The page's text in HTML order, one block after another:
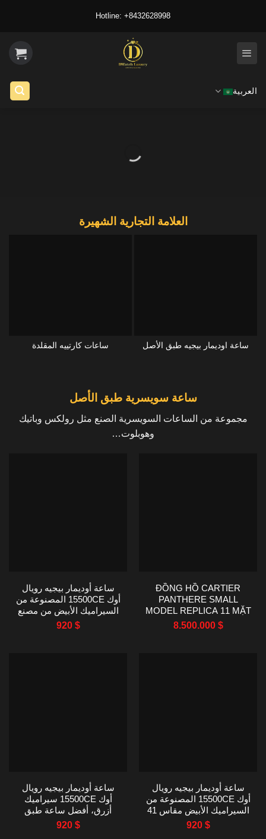
Hotline: +8432628998
العربية
العلامة التجارية الشهيرة
ساعة اوديمار بيجيه طبق الأصل ساعات كارتييه المقلدة
ساعة سويسرية طبق الأصل
مجموعة من الساعات السويسرية الصنع مثل رولكس وباتيك
وهوبلوت…
ĐỒNG HỒ CARTIER
PANTHERE SMALL
MODEL REPLICA 11 MẶT
XÁM MÁY PIN 23X30MM
8.500.000 $
ساعة أوديمار بيجيه رويال
أوك 15500CE المصنوعة من
السيراميك الأبيض من مصنع
920 $
ساعة أوديمار بيجيه رويال
أوك 15500CE المصنوعة من
السيراميك الأبيض مقاس 41
مم
920 $
ساعة أوديمار بيجيه رويال
أوك 15500CE سيراميك
أزرق، أفضل ساعة طبق
41 مم
920 $